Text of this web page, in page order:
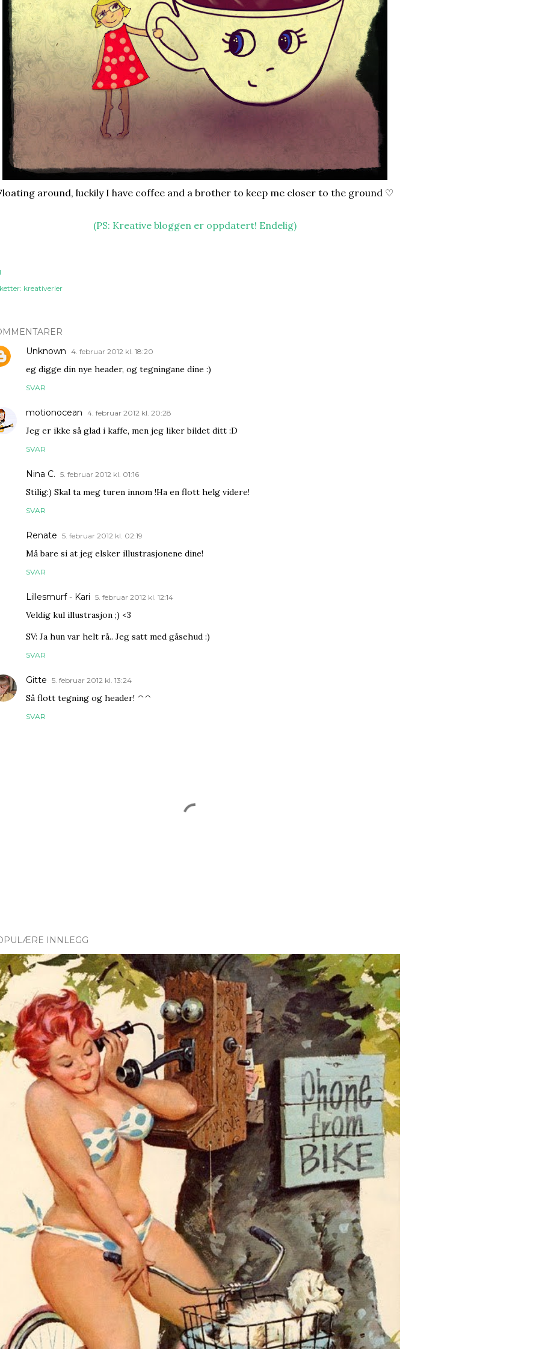
around, luckily I have coffee and a brother to keep me closer to the ground ♡
(PS: Kreative bloggen er oppdatert! Endelig)
kreativerier
Unknown 4. februar 2012 kl. 18:20
eg digge din nye header, og tegningane dine :)
SVAR
motionocean 4. februar 2012 kl. 20:28
Jeg er ikke så glad i kaffe, men jeg liker bildet ditt :D
SVAR
Nina C. 5. februar 2012 kl. 01:16
Stilig:) Skal ta meg turen innom !Ha en flott helg videre!
SVAR
Renate 5. februar 2012 kl. 02:19
Må bare si at jeg elsker illustrasjonene dine!
SVAR
Lillesmurf - Kari 5. februar 2012 kl. 12:14
Veldig kul illustrasjon ;) <3
SV: Ja hun var helt rå.. Jeg satt med gåsehud :)
SVAR
Gitte 5. februar 2012 kl. 13:24
Så flott tegning og header! ^^
SVAR
INNLEGG